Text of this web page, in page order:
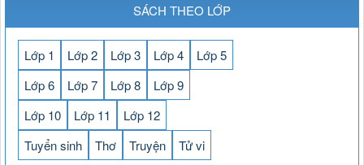
SÁCH THEO LỚP
Lớp 1 Lớp 2 Lớp 3 Lớp 4
Lớp 5
Lớp 6
Lớp 7 Lớp 8
Lớp 9
Lớp 10
Lớp 11
Lớp 12
Tuyển sinh
Thơ Truyện Tử vi